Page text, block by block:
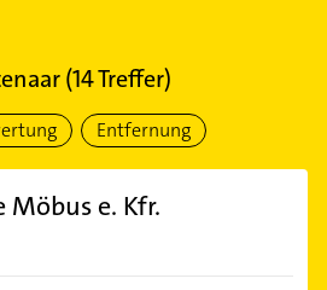
(14Treffer)
Entfernung
Möbus e. Kfr.